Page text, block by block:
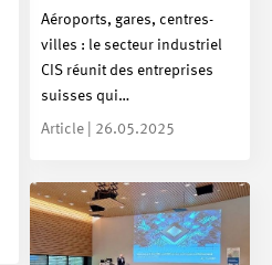
Aéroports, gares, centres-
villes : le secteur industriel
CIS réunit des entreprises
suisses qui…
Article | 26.05.2025